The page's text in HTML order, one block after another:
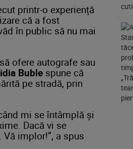
printr-o experiență
că a fost
în public să nu mai
ofere autografe sau
Buble spune că
pe stradă, prin
mi se întâmplă și
Dacă vi se
implor!”, a spus